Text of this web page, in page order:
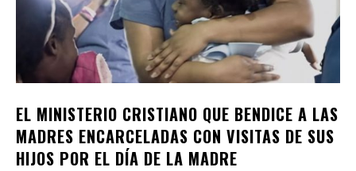
EL MINISTERIO CRISTIANO QUE BENDICE A LAS
MADRES ENCARCELADAS CON VISITAS DE SUS
HIJOS POR EL DÍA DE LA MADRE